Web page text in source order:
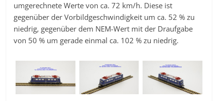
umgerechnete Werte von ca. 72 km/h. Diese ist
gegenüber der Vorbildgeschwindigkeit um ca. 52 % zu
niedrig, gegenüber dem NEM-Wert mit der Draufgabe
von 50 % um gerade einmal ca. 102 % zu niedrig.